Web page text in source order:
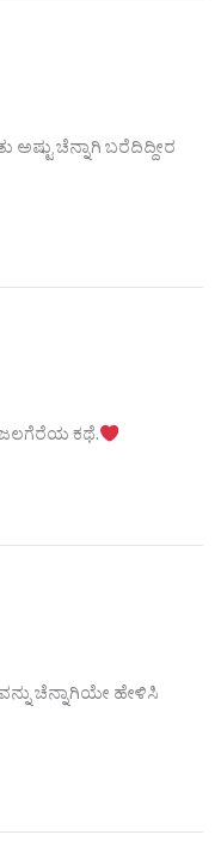
ಚೆನ್ನಾಗಿ ಬರೆದಿದ್ದೀರ
ಕಥೆ.
ಚೆನ್ನಾಗಿಯೇ ಹೇಳಿಸಿ